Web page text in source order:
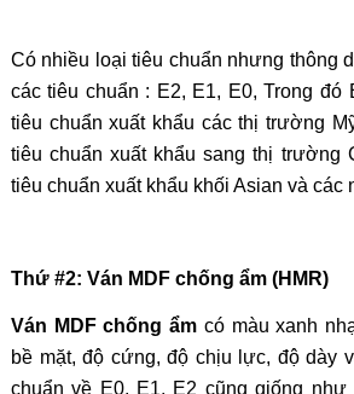
Có nhiều loại tiêu chuẩn nhưng thông
các tiêu chuẩn : E2, E1, E0, Trong đó
tiêu chuẩn xuất khẩu các thị trường
tiêu chuẩn xuất khẩu sang thị trường
tiêu chuẩn xuất khẩu khối Asian và các
Thứ #2: Ván MDF chống ẩm (HMR)
Ván MDF chống ẩm có màu xanh
bề mặt, độ cứng, độ chịu lực, độ dày
chuẩn về E0, E1, E2 cũng giống như